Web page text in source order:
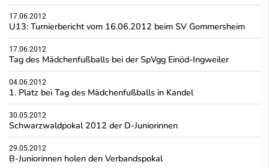
17.06.2012
U13: Turnierbericht vom 16.06.2012 beim SV Gommersheim
17.06.2012
Tag des Mädchenfußballs bei der SpVgg Einöd-Ingweiler
04.06.2012
1. Platz bei Tag des Mädchenfußballs in Kandel
30.05.2012
Schwarzwaldpokal 2012 der D-Juniorinnen
29.05.2012
B-Juniorinnen holen den Verbandspokal